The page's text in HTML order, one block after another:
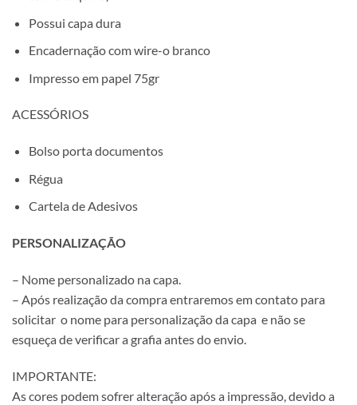
Possui capa dura
Encadernação com wire-o branco
Impresso em papel 75gr
ACESSÓRIOS
Bolso porta documentos
Régua
Cartela de Adesivos
PERSONALIZAÇÃO
– Nome personalizado na capa.
– Após realização da compra entraremos em contato para
solicitar o nome para personalização da capa e não se
esqueça de verificar a grafia antes do envio.
IMPORTANTE:
As cores podem sofrer alteração após a impressão, devido a